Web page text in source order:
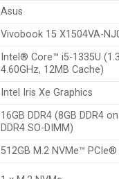
Asus
Vivobook 15 X1504VA-
Intel® Core™ i5-1335U
4.60GHz, 12MB Cache)
Intel Iris Xe Graphics
16GB DDR4 (8GB DDR4
DDR4 SO-DIMM)
512GB M.2 NVMe™ PCIe®